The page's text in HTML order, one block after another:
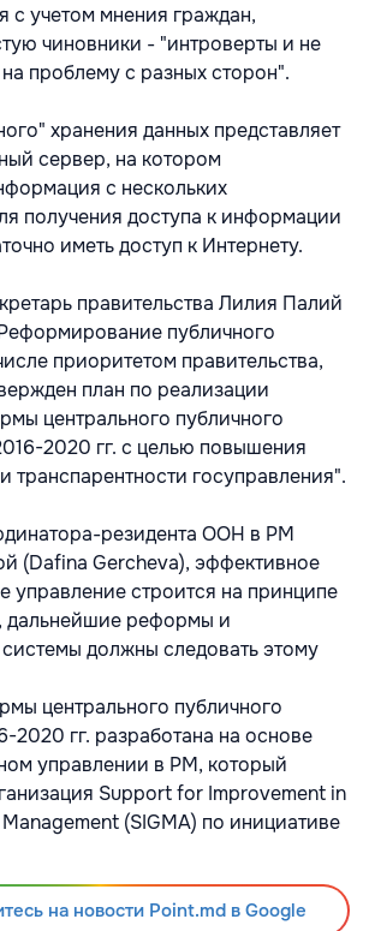
с учетом мнения граждан,
чиновники - "интроверты и не
на проблему с разных сторон".
хранения данных представляет
сервер, на котором
с нескольких
получения доступа к информации
иметь доступ к Интернету.
правительства Лилия Палий
публичного
приоритетом правительства,
план по реализации
центрального публичного
2020 гг. с целью повышения
транспарентности госуправления".
резидента ООН в РМ
(Dafina Gercheva), эффективное
управление строится на принципе
дальнейшие реформы и
должны следовать этому
центрального публичного
2020 гг. разработана на основе
управлении в РМ, который
Support for Improvement in
(SIGMA) по инициативе
на новости Point.md в Google